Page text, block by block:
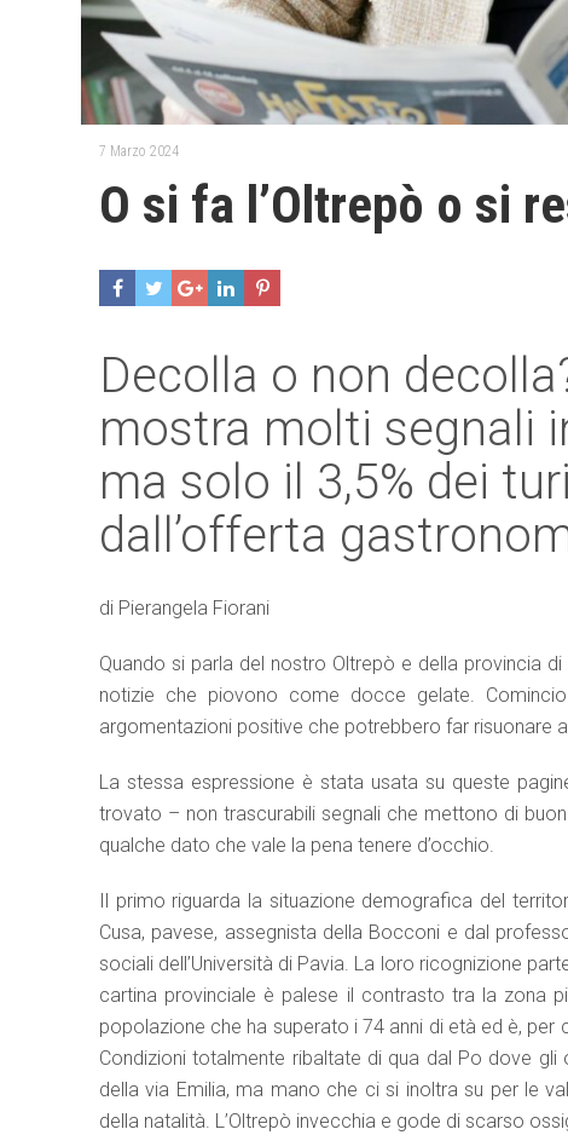
7 Marzo 2024
O si fa l’Oltrepò o si
Decolla o non
mostra molti segnali
ma solo il 3,5% dei
dall’offerta
di Pierangela Fiorani
Quando si parla del nostro Oltrepò e della provincia
notizie che piovono come docce gelate.
argomentazioni positive che potrebbero far risuonare
La stessa espressione è stata usata su queste
trovato – non trascurabili segnali che mettono di
qualche dato che vale la pena tenere d’occhio.
Il primo riguarda la situazione demografica del
Cusa, pavese, assegnista della Bocconi e dal
sociali dell’Università di Pavia. La loro ricognizione
cartina provinciale è palese il contrasto tra la zona
popolazione che ha superato i 74 anni di età ed è,
Condizioni totalmente ribaltate di qua dal Po dove
della via Emilia, ma mano che ci si inoltra su per le
della natalità. L’Oltrepò invecchia e gode di scarso